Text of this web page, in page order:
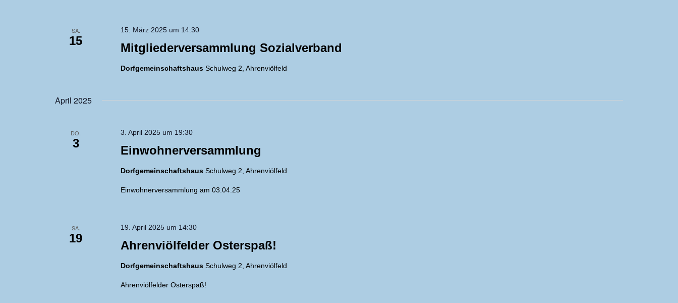
SA.
15
Mitgliederversammlung Sozialverband
15. März 2025 um 14:30
DorfgemeinschaftshausSchulweg 2, Ahrenviölfeld
April 2025
DO.
3
Einwohnerversammlung
3. April 2025 um 19:30
DorfgemeinschaftshausSchulweg 2, Ahrenviölfeld
Einwohnerversammlung am 03.04.25
SA.
19
Ahrenviölfelder Osterspaß!
19. April 2025 um 14:30
DorfgemeinschaftshausSchulweg 2, Ahrenviölfeld
Ahrenviölfelder Osterspaß!